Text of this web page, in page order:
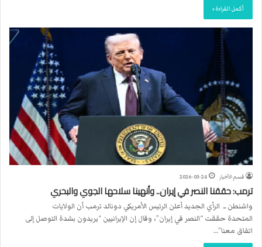
أكمل القراءة »
قسم الأخبار 2026-03-24
ترمب: حققنا النصر في إيران.. وأنهينا سلاحها الجوي والبحري
واشنطن ــ الرأي الجديد أعلن الرئيس الأمريكي دونالد ترمب أن الولايات
المتحدة حققت “النصر في إيران”، وقال إن الإيرانيين “يريدون بشدة التوصل إلى
اتفاق معنا”…